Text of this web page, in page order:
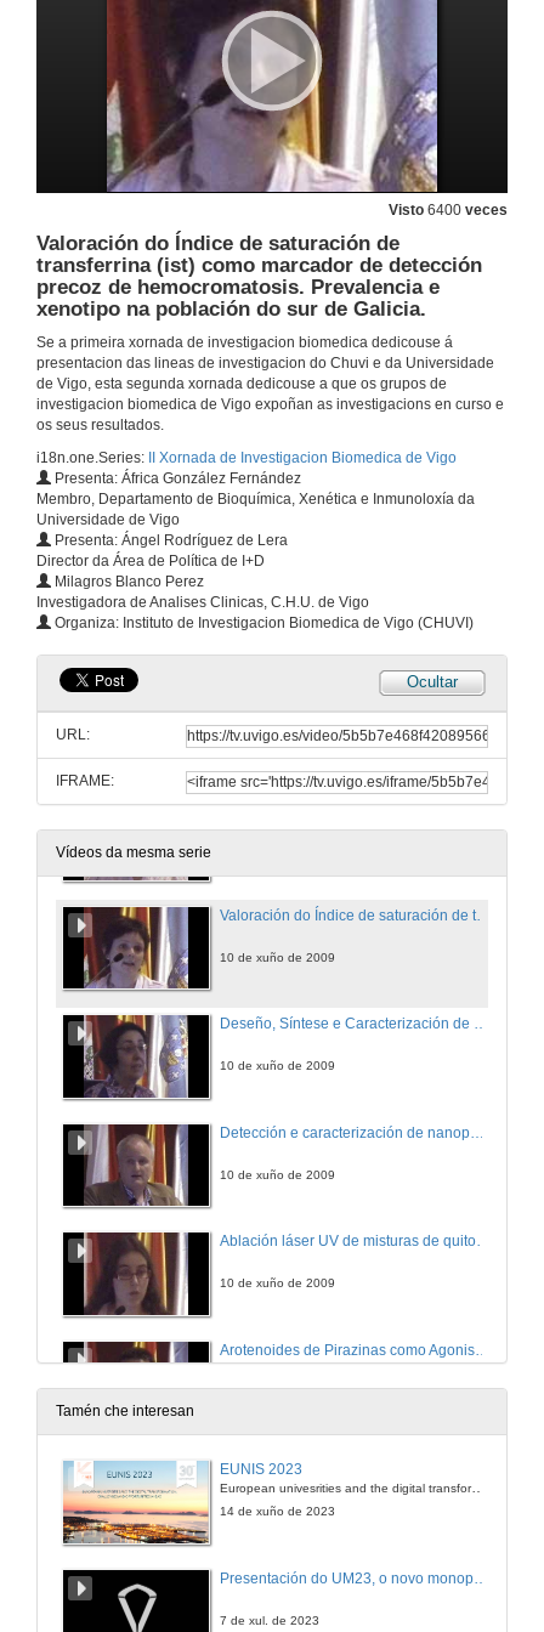
Visto 6400 veces
Valoración do Índice de saturación de
transferrina (ist) como marcador de detección
precoz de hemocromatosis. Prevalencia e
xenotipo na población do sur de Galicia.
Se a primeira xornada de investigacion biomedica dedicouse á
presentacion das lineas de investigacion do Chuvi e da Universidade
de Vigo, esta segunda xornada dedicouse a que os grupos de
investigacion biomedica de Vigo expoñan as investigacions en curso e
os seus resultados.
i18n.one.Series:
II Xornada de Investigacion Biomedica de Vigo
Presenta: África González Fernández
Membro, Departamento de Bioquímica, Xenética e Inmunoloxía da
Universidade de Vigo
Presenta: Ángel Rodríguez de Lera
Director da Área de Política de I+D
Milagros Blanco Perez
Investigadora de Analises Clinicas, C.H.U. de Vigo
Organiza: Instituto de Investigacion Biomedica de Vigo (CHUVI)
Ocultar
URL:
IFRAME:
Vídeos da mesma serie
10 de xuño de 2009
10 de xuño de 2009
O locus xenético das cadeas pesadas das inmunoglobulinas no reptil Anolis Carolinensiso.
10 de xuño de 2009
Validez da determinacion de procalcitonina e proteina c reactiva na diferenciacion entre derrame pleural maligno e benigno
10 de xuño de 2009
10 de xuño de 2009
Xeneración dun anticorpo monoclonal humano IgM dirixido contra moléculas HLA de clase II
Un potencial axente terapéutico para o tratamento de neoplasias hematolóxicas
10 de xuño de 2009
BioSearch: búsqueda de patrons proteicos asociados a distintos tipos de cancro.
10 de xuño de 2009
Deseño, Síntese e Caracterización de Novos Compostos con Actividade Biolóxica.
10 de xuño de 2009
10 de xuño de 2009
Ablación láser UV de misturas de quitosano e PBS para enxeñería de tecidos e medicina rexenerativa.
10 de xuño de 2009
10 de xuño de 2009
Tamén che interesan
EUNIS 2023
European univesrities and the digital transformation: challenges and opportunities ahead
14 de xuño de 2023
7 de xul. de 2023